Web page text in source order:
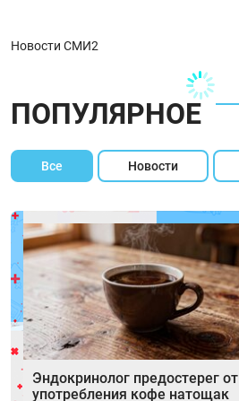
Новости СМИ2
ПОПУЛЯРНОЕ
Все Новости
Эндокринолог предостерег от
употребления кофе натощак